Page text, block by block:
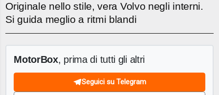
Originale nello stile, vera Volvo negli interni.
Si guida meglio a ritmi blandi
MotorBox, prima di tutti gli altri
Seguici su Telegram